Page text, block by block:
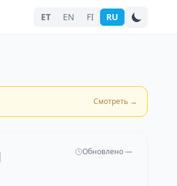
Поиск города
ET EN FI RU
Смотреть →
Обновлено —